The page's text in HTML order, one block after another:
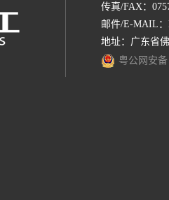
传真/FAX：
邮件/E-MAIL：
地址：广东省
粤公网安备